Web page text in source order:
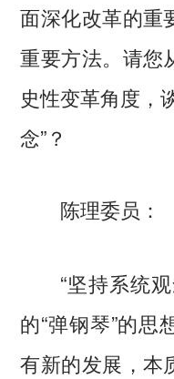
面深化改革的重
重要方法。请您
史性变革角度，
念”？
陈理委员：
“坚持系统观
的“弹钢琴”的思
有新的发展，本